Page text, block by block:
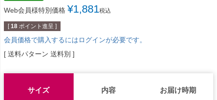
Web会員様特別価格 ¥1,881税込
[ 18 ポイント進呈 ]
会員価格で購入するにはログインが必要です。
送料パターン 送料別
サイズ 内容 お届け時期